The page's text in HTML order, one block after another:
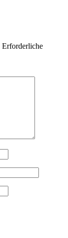
Erforderliche